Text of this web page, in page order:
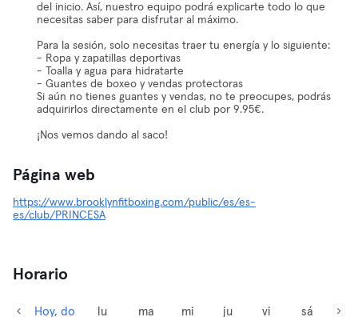
del inicio. Así, nuestro equipo podrá explicarte todo lo que
necesitas saber para disfrutar al máximo.
Para la sesión, solo necesitas traer tu energía y lo siguiente:
- Ropa y zapatillas deportivas
- Toalla y agua para hidratarte
- Guantes de boxeo y vendas protectoras
Si aún no tienes guantes y vendas, no te preocupes, podrás
adquirirlos directamente en el club por 9.95€.
¡Nos vemos dando al saco!
Página web
https://www.brooklynfitboxing.com/public/es/es-
es/club/PRINCESA
Horario
Hoy, do
lu
ma
mi
ju
vi
sá